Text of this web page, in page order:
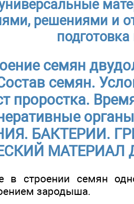
решениями и
семян
семян.
проростка.
БАКТЕРИИ.
МАТЕРИАЛ
в строении семян
зародыша.